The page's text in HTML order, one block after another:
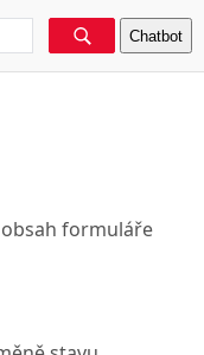
Chatbot
formuláře